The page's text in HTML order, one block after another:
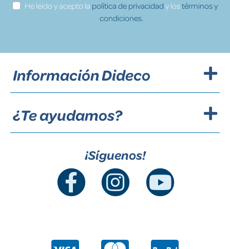
He leído y acepto la política de privacidad y lostérminos y
condiciones.
Información Dideco
¿Te ayudamos?
¡Síguenos!